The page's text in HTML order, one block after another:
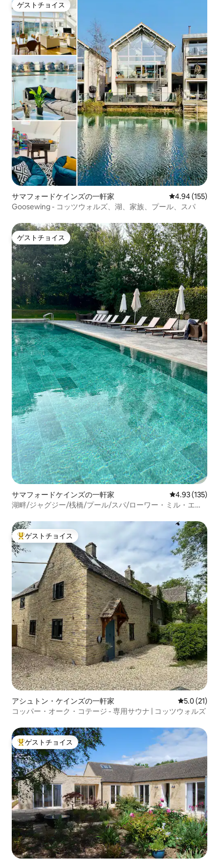
ゲストチョイス
ゲストチョイス
サマフォードケインズの一軒家 レビュー155
4.94 (155)
Goosewing - コッツウォルズ、湖、家族、プール、スパ
ゲストチョイス
ゲストチョイス
サマフォードケインズの一軒家 レビュー135
4.93 (135)
湖畔/ジャグジー/桟橋/プール/スパ/ローワー・ミル・エス
大好評のゲストチョイスです。
ゲストチョイス
アシュトン・ケインズの一軒家 レビュー21
5.0 (21)
コッパー・オーク・コテージ - 専用サウナ | コッツウォルズ
大好評のゲストチョイスです。
ゲストチョイス